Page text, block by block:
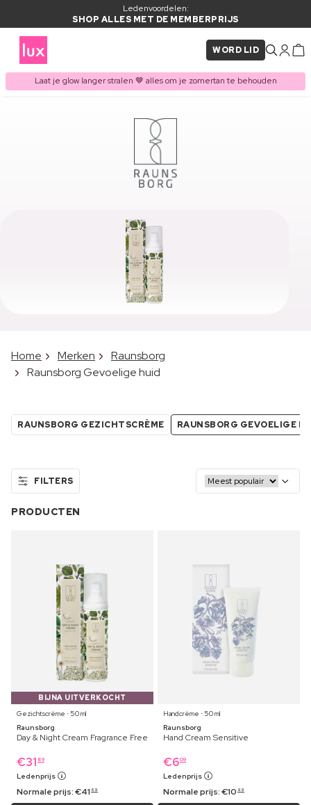
Ledenvoordelen:
SHOP ALLES MET DE MEMBERPRIJS
WORD LID
Laat je glow langer stralen 🤎 alles om je zomertan te behouden
Home Merken
Raunsborg
Raunsborg Gevoelige huid
RAUNSBORG GEZICHTSCRÈME RAUNSBORG GEVOELIGE
FILTERS
PRODUCTEN
BIJNA UITVERKOCHT
Gezichtscrème ⋅ 50 ml
Raunsborg
Day & Night Cream Fragrance Free
€31 89
Ledenprijs
Normale prijs:€41 69
Handcrème ⋅ 50 ml
Raunsborg
Hand Cream Sensitive
€609
Ledenprijs
Normale prijs:€10 99